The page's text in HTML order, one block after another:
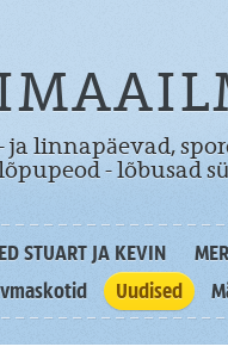
linnapäevad,
- lõbusad
STUART JA KEVIN
Uudised